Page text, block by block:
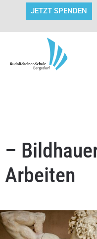
JETZT SPENDEN
–
Arbeiten